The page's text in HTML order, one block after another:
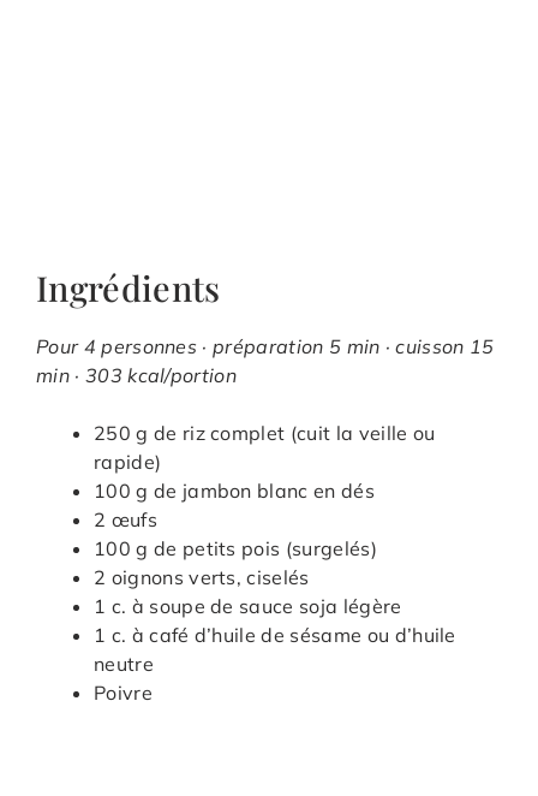
Ingrédients
Pour 4 personnes · préparation 5 min · cuisson 15
min · 303 kcal/portion
250 g de riz complet (cuit la veille ou
rapide)
100 g de jambon blanc en dés
2 œufs
100 g de petits pois (surgelés)
2 oignons verts, ciselés
1 c. à soupe de sauce soja légère
1 c. à café d’huile de sésame ou d’huile
neutre
Poivre